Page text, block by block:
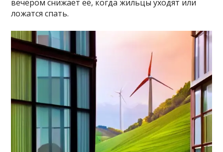
вечером снижает её, когда жильцы уходят или
ложатся спать.